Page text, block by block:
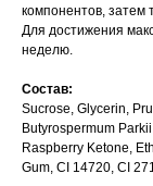
компонентов, затем
Для достижения
неделю.
Состав:
Sucrose, Glycerin,
Butyrospermum
Raspberry Ketone,
Gum, CI 14720, CI